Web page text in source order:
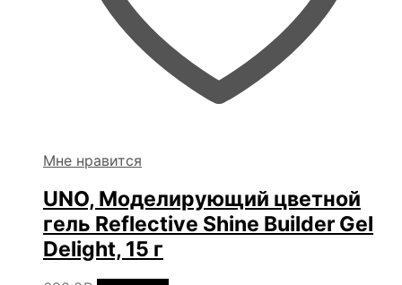
Мне нравится
UNO, Моделирующий цветной
гель Reflective Shine Builder Gel
Delight, 15 г